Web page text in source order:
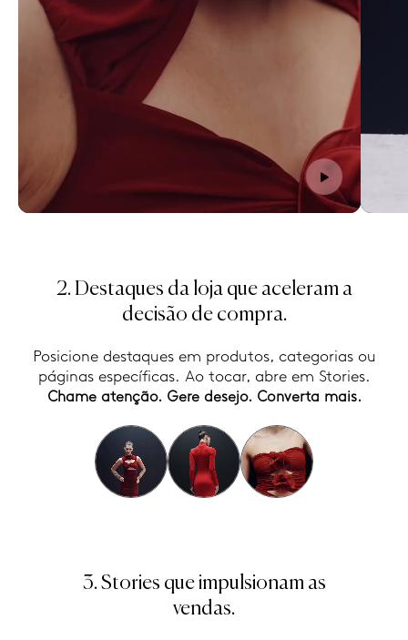
2. Destaques da loja que aceleram a
decisão de compra.
Posicione destaques em produtos, categorias ou
páginas específicas. Ao tocar, abre em Stories.
Chame atenção. Gere desejo. Converta mais.
3. Stories que impulsionam as
vendas.